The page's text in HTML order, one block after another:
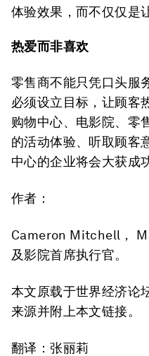
体验效果，而不仅仅是
热爱而非喜欢
零售商不能只凭口头服
必须设立目标，让顾
购物中心、电影院、零
的活动体验、听取顾客
中心的企业将会大获成
作者：
Cameron Mitchell，
及影院首席执行官。
本文原载于世界经济论
来源并附上本文链接。
翻译：张丽莉